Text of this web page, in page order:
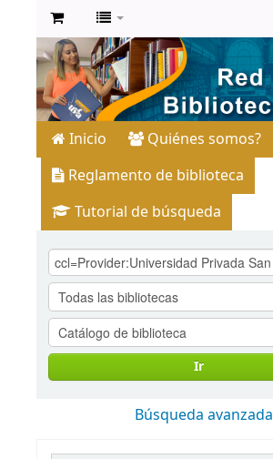
Inicio
Quiénes somos?
Reglamento de biblioteca
Tutorial de búsqueda
Ir
Búsqueda avanzada